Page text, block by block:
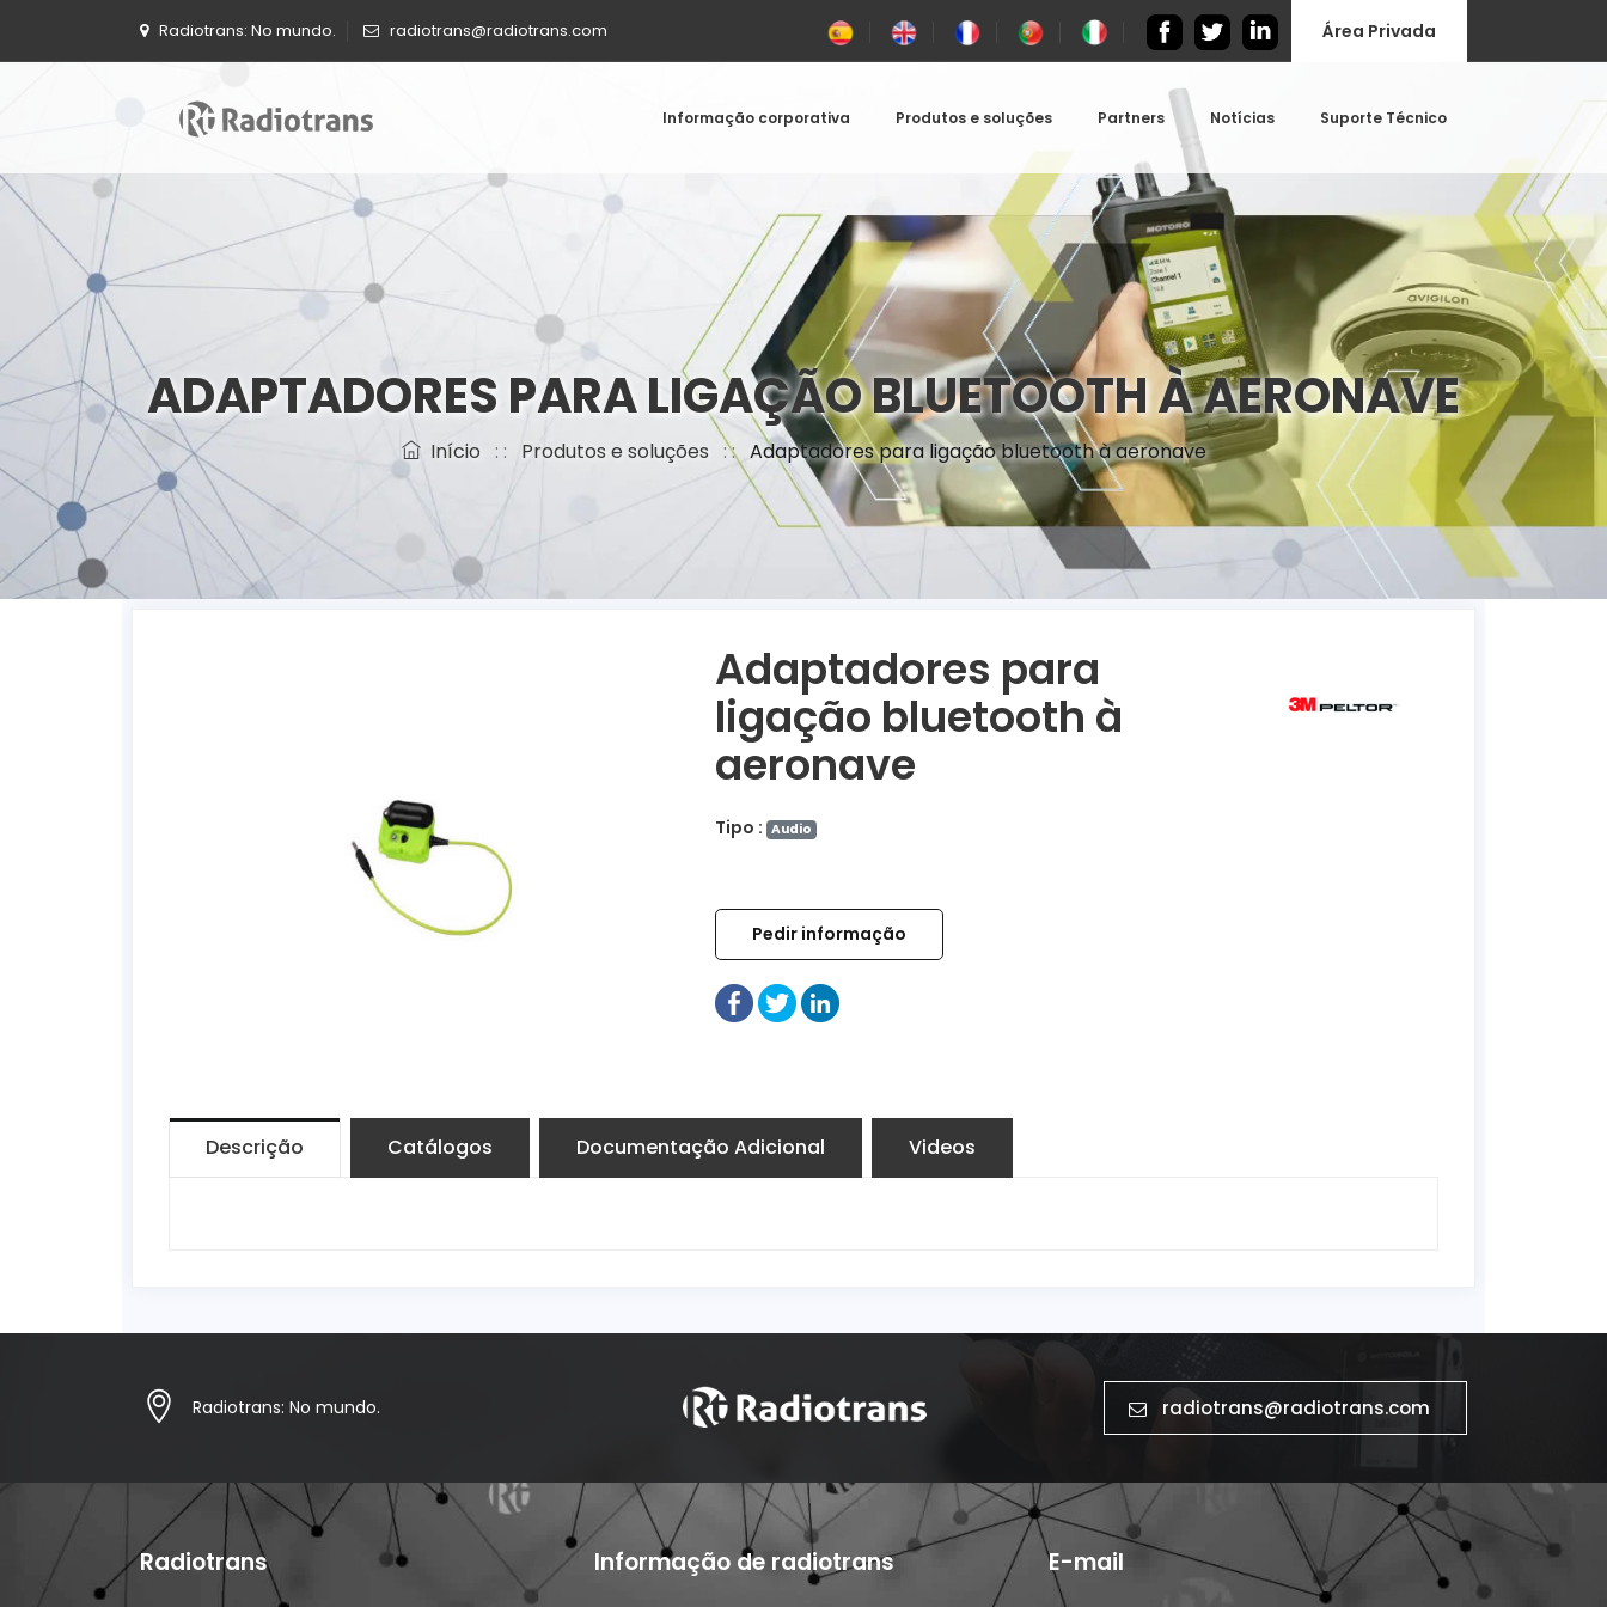
Radiotrans: No mundo. radiotrans@radiotrans.com Área Privada
Informação corporativa Produtos e soluções Partners Notícias Suporte Técnico
ADAPTADORES PARA LIGAÇÃO BLUETOOTH À AERONAVE
Início : : Produtos e soluções : : Adaptadores para ligação bluetooth à aeronave
Adaptadores para
ligação bluetooth à
aeronave
Tipo : Audio
Pedir informação
Descrição Catálogos Documentação Adicional Videos
Radiotrans: No mundo. radiotrans@radiotrans.com
Radiotrans Informação de radiotrans E-mail